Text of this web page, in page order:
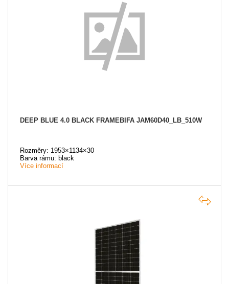
DEEP BLUE 4.0 BLACK FRAMEBIFA JAM60D40_LB_510W
Rozměry: 1953×1134×30
Barva rámu: black
Více informací